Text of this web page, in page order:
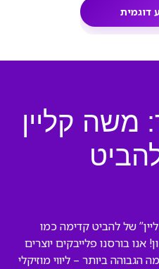
דוגמית
משה קליין
של להביט קדימה כמו
בורסנו פלייבקים יוצרים
הגבוהה ביותר – ליווי מוזיקלי